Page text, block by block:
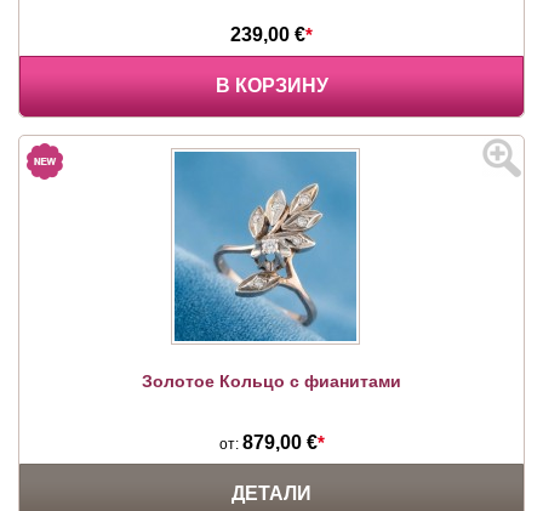
239,00 €*
В КОРЗИНУ
Золотое Кольцо с фианитами
от: 879,00 €*
ДЕТАЛИ